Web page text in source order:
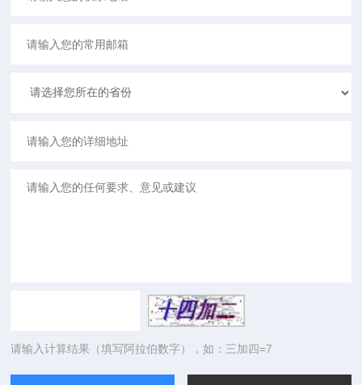
请输入计算结果（填写阿拉伯数字），如：三加四=7